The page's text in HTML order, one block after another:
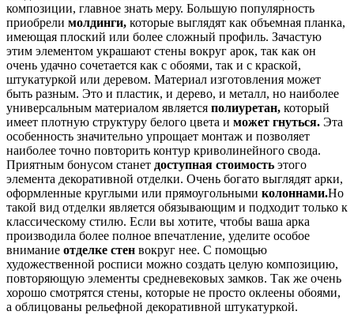
композиции, главное знать меру. Большую популярность
приобрели молдинги, которые выглядят как объемная планка,
имеющая плоский или более сложный профиль. Зачастую
этим элементом украшают стены вокруг арок, так как он
очень удачно сочетается как с обоями, так и с краской,
штукатуркой или деревом. Материал изготовления может
быть разным. Это и пластик, и дерево, и металл, но наиболее
универсальным материалом является полиуретан, который
имеет плотную структуру белого цвета и может гнуться. Эта
особенность значительно упрощает монтаж и позволяет
наиболее точно повторить контур криволинейного свода.
Приятным бонусом станет доступная стоимость этого
элемента декоративной отделки. Очень богато выглядят арки,
оформленные круглыми или прямоугольными колоннами.Но
такой вид отделки является обязывающим и подходит только к
классическому стилю. Если вы хотите, чтобы ваша арка
производила более полное впечатление, уделите особое
внимание отделке стен вокруг нее. С помощью
художественной росписи можно создать целую композицию,
повторяющую элементы средневековых замков. Так же очень
хорошо смотрятся стены, которые не просто оклеены обоями,
а облицованы рельефной декоративной штукатуркой.